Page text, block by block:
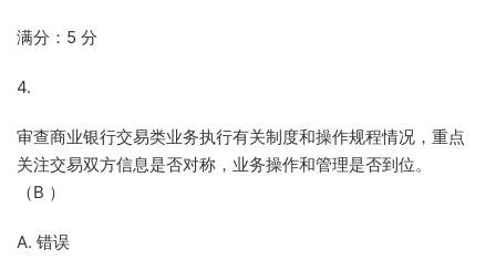
满分：5 分
4.
审查商业银行交易类业务执行有关制度和操作规程情况，重点
关注交易双方信息是否对称，业务操作和管理是否到位。
（B ）
A. 错误